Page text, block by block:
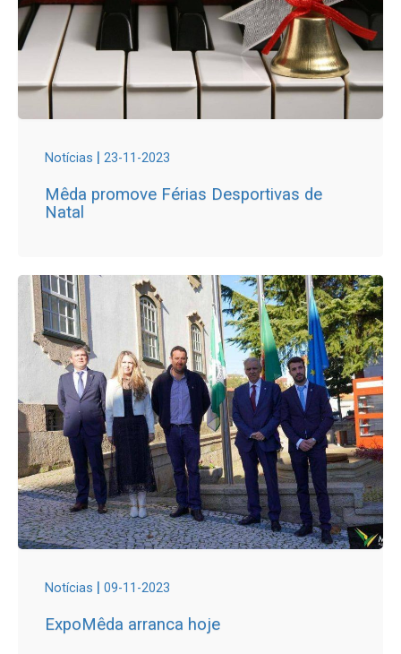
Notícias | 23-11-2023
Mêda promove Férias Desportivas de
Natal
Notícias | 09-11-2023
ExpoMêda arranca hoje